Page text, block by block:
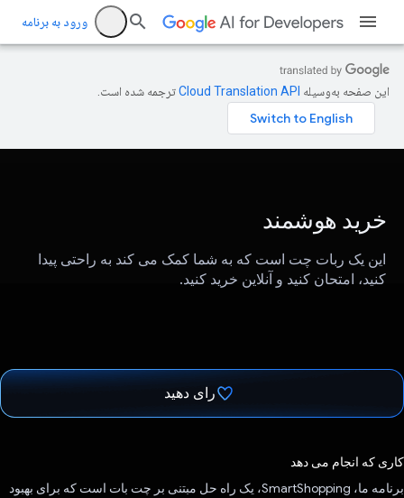
ورود به برنامه
این صفحه به‌وسیله ترجمه شده است.
خرید هوشمند
این یک ربات چت است که به شما کمک می کند به راحتی پیدا
کنید، امتحان کنید و آنلاین خرید کنید.
رای دهید
کاری که انجام می دهد
برنامه ما، SmartShopping، یک راه حل مبتنی بر چت بات است که برای بهبود